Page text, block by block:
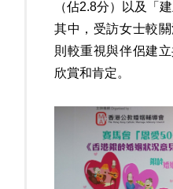
（佔2.8分）以及「
其中，受訪女士較
則較重視與伴侶建
欣賞和肯定。